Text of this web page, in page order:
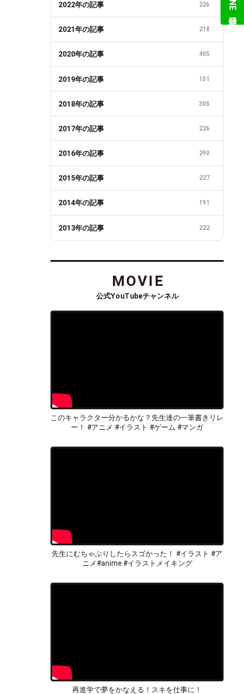
2022年の記事 226
2021年の記事 218
2020年の記事 405
2019年の記事 151
2018年の記事 305
2017年の記事 226
2016年の記事 290
2015年の記事 227
2014年の記事 191
2013年の記事 222
MOVIE
公式YouTubeチャンネル
このキャラクター分かるかな？先生達の一筆書きリレ
ー！ #アニメ #イラスト #ゲーム #マンガ
先生にむちゃぶりしたらスゴかった！ #イラスト #ア
ニメ#anime #イラストメイキング
再進学で夢をかなえる！スキを仕事に！